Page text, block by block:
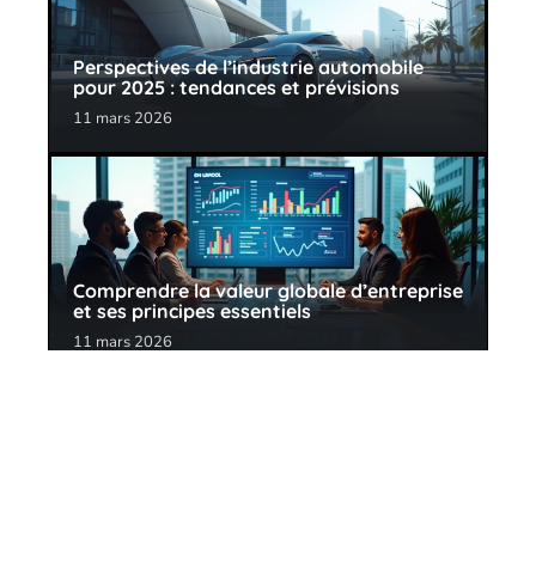
Perspectives de l’industrie automobile
pour 2025 : tendances et prévisions
11 mars 2026
Comprendre la valeur globale d’entreprise
et ses principes essentiels
11 mars 2026